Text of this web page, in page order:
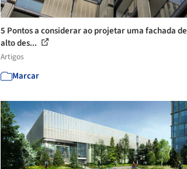
5 Pontos a considerar ao projetar uma fachada de
alto des...
Artigos
Marcar